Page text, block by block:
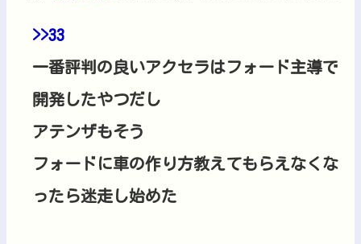
>>33
一番評判の良いアクセラはフォード主導で
開発したやつだし
アテンザもそう
フォードに車の作り方教えてもらえなくな
ったら迷走し始めた